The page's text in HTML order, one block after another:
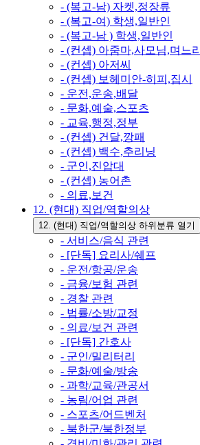
- (복고-남) 자켓,정장류
- (복고-여) 학생,일반인
- (복고-남 ) 학생,일반인
- (컨셉) 아줌마,사모님,며느리
- (컨셉) 아저씨
- (컨셉) 보헤미안-히피,집시
- 운전,운송,배달
- 문화,예술,스포츠
- 교육,행정,정부
- (컨셉) 건달,깡패
- (컨셉) 백수,추리닝
- 군인,진압대
- (컨셉) 농어촌
- 의료,보건
12. (현대) 직업/역할의상
12. (현대) 직업/역할의상 하위분류 열기
- 서비스/음식 관련
- [단독] 요리사/쉐프
- 운전/항공/운송
- 금융/보험 관련
- 경찰 관련
- 법률/소방/교정
- 의료/보건 관련
- [단독] 간호사
- 군인/밀리터리
- 문화/예술/방송
- 과학/교육/관공서
- 농림/어업 관련
- 스포츠/어드벤처
- 북한군/북한정부